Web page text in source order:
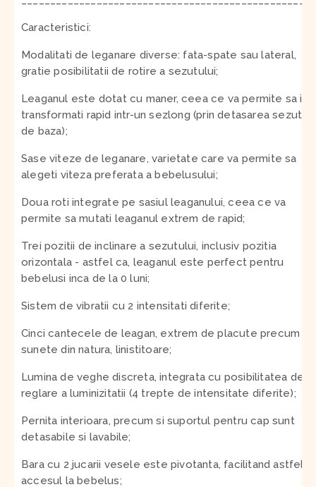
Caracteristici:
Modalitati de leganare diverse: fata-spate sau lateral,
gratie posibilitatii de rotire a sezutului;
Leaganul este dotat cu maner, ceea ce va permite sa il
transformati rapid intr-un sezlong (prin detasarea
de baza);
Sase viteze de leganare, varietate care va permite sa
alegeti viteza preferata a bebelusului;
Doua roti integrate pe sasiul leaganului, ceea ce va
permite sa mutati leaganul extrem de rapid;
Trei pozitii de inclinare a sezutului, inclusiv pozitia
orizontala - astfel ca, leaganul este perfect pentru
bebelusi inca de la 0 luni;
Sistem de vibratii cu 2 intensitati diferite;
Cinci cantecele de leagan, extrem de placute precum si
sunete din natura, linistitoare;
Lumina de veghe discreta, integrata cu posibilitatea de
reglare a luminizitatii (4 trepte de intensitate diferite);
Pernita interioara, precum si suportul pentru cap sunt
detasabile si lavabile;
Bara cu 2 jucarii vesele este pivotanta, facilitand astfel
accesul la bebelus;